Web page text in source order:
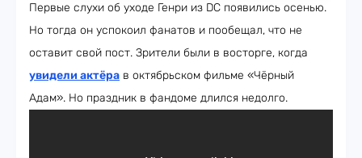
Первые слухи об уходе Генри из DC появились осенью.
Но тогда он успокоил фанатов и пообещал, что не
оставит свой пост. Зрители были в восторге, когда
увидели актёра в октябрьском фильме «Чёрный
Адам». Но праздник в фандоме длился недолго.